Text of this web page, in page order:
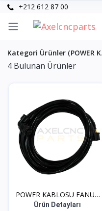
+212 612 87 00
Kategori Ürünler (POWER
4Bulunan Ürünler
POWER KABLOSU FANUC
18-...
Ürün Detayları